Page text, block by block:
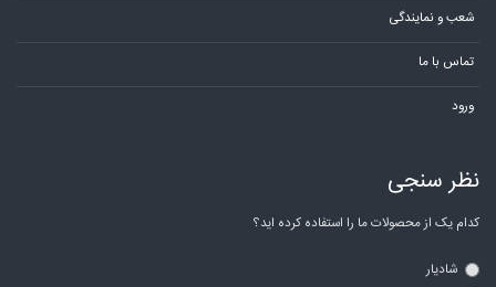
شعب و نمایندگی
تماس با ما
ورود
نظر سنجی
کدام یک از محصولات ما را استفاده کرده اید؟
شادیار